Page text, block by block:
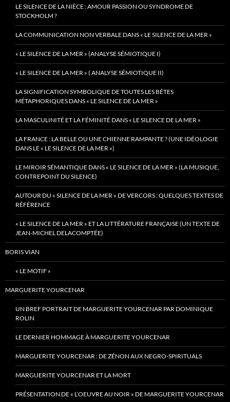
LE SILENCE DE LA NIÈCE : AMOUR PASSION OU SYNDROME DE
STOCKHOLM ?
LA COMMUNICATION NON VERBALE DANS « LE SILENCE DE LA MER »
« LE SILENCE DE LA MER » (ANALYSE SÉMIOTIQUE I)
« LE SILENCE DE LA MER » ( ANALYSE SÉMIOTIQUE II)
LA SIGNIFICATION SYMBOLIQUE DE TOUTES LES BÊTES
MÉTAPHORIQUES DANS « LE SILENCE DE LA MER »
LA MASCULINITÉ ET LA FÉMINITÉ DANS « LE SILENCE DE LA MER »
LA FRANCE : LA BELLE OU UNE CHIENNE RAMPANTE ? (UNE IDÉOLOGIE
DANS LE « LE SILENCE DE LA MER »)
LE MIROIR SÉMANTIQUE DANS « LE SILENCE DE LA MER » (LA MUSIQUE,
CONTREPOINT DU SILENCE)
AUTOUR DU « SILENCE DE LA MER » DE VERCORS : QUELQUES TEXTES DE
RÉFÉRENCE
« LE SILENCE DE LA MER » ET LA LITTÉRATURE FRANÇAISE (UN TEXTE DE
JEAN-MICHEL DELACOMPTÉE)
BORIS VIAN
« LE MOTIF »
MARGUERITE YOURCENAR
UN BREF PORTRAIT DE MARGUERITE YOURCENAR PAR DOMINIQUE
ROLIN
LE DERNIER HOMMAGE À MARGUERITE YOURCENAR
MARGUERITE YOURCENAR : DE ZÉNON AUX NEGRO-SPIRITUALS
MARGUERITE YOURCENAR ET LA MORT
PRÉSENTATION DE « L’OEUVRE AU NOIR » DE MARGUERITE YOURCENAR